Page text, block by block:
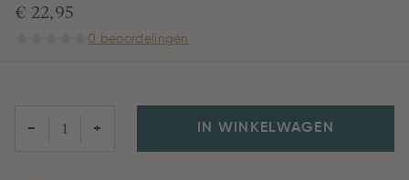
€ 22,95
0 beoordelingen
− + IN WINKELWAGEN